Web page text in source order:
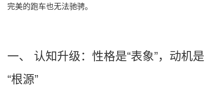
完美的跑车也无法驰骋。
一、 认知升级：性格是“表象”，动机是
“根源”